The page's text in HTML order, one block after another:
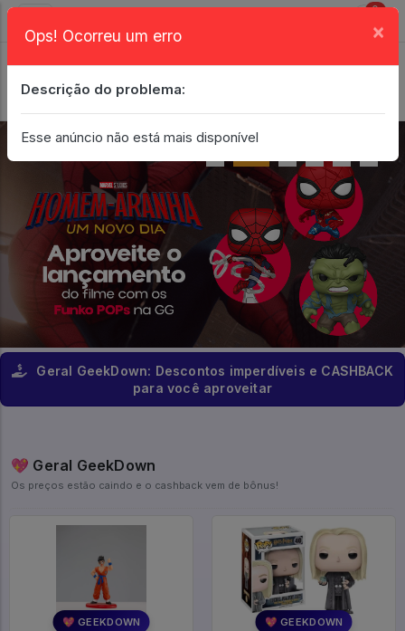
0
Geral GeekDown: Descontos imperdíveis e CASHBACK
para você aproveitar
💖 Geral GeekDown
Os preços estão caindo e o cashback vem de bônus!
💖 GEEKDOWN 💖 GEEKDOWN
Ops! Ocorreu um erro ×
Descrição do problema:
Esse anúncio não está mais disponível